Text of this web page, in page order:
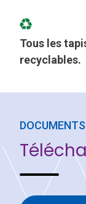
Tous les
recyclables.